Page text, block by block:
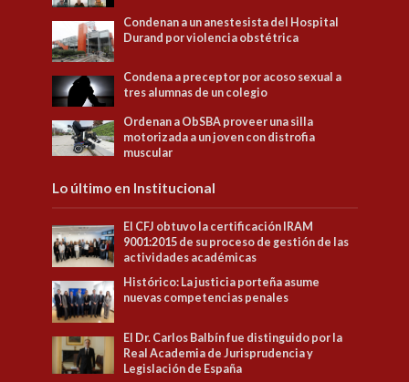
Condenan a un anestesista del Hospital
Durand por violencia obstétrica
Condena a preceptor por acoso sexual a
tres alumnas de un colegio
Ordenan a ObSBA proveer una silla
motorizada a un joven con distrofia
muscular
Lo último en Institucional
El CFJ obtuvo la certificación IRAM
9001:2015 de su proceso de gestión de las
actividades académicas
Histórico: La justicia porteña asume
nuevas competencias penales
El Dr. Carlos Balbín fue distinguido por la
Real Academia de Jurisprudencia y
Legislación de España